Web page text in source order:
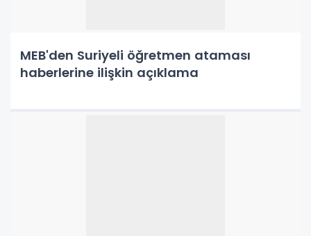
MEB'den Suriyeli öğretmen ataması
haberlerine ilişkin açıklama